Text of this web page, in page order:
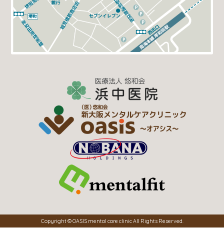
Copyright © OASIS mental care clinic All Rights Reserved.